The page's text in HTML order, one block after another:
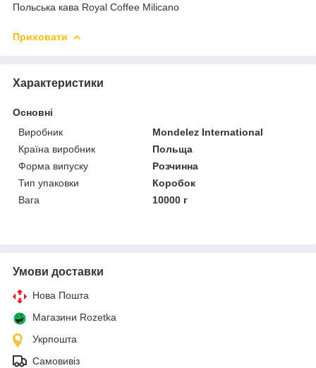
Польська кава Royal Coffee Milicano
Приховати
Характеристики
Основні
Виробник
Mondelez International
Країна виробник
Польща
Форма випуску
Розчинна
Тип упаковки
Коробок
Вага
10000 г
Умови доставки
Нова Пошта
Магазини Rozetka
Укрпошта
Самовивіз